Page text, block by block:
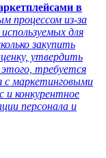
в
процессом из-за
для
закупить
утвердить
требуется
с маркетинговыми
и конкурентное
персонала и